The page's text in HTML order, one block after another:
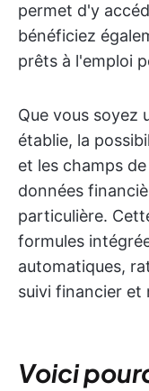
permet d'y
bénéficiez
prêts à l'emploi
Que vous soyez
établie, la
et les champs
données
particulière.
formules
automatiques,
suivi financier et
Voici